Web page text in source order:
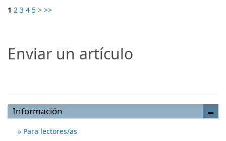
1 2 3 4 5 > >>
Enviar un artículo
Información
Para lectores/as